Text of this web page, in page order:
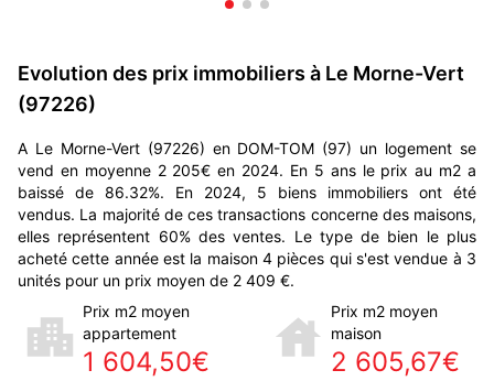
Evolution des prix immobiliers à Le Morne-Vert
(97226)
A Le Morne-Vert (97226) en DOM-TOM (97) un logement se
vend en moyenne 2 205€ en 2024. En 5 ans le prix au m2 a
baissé de 86.32%. En 2024, 5 biens immobiliers ont été
vendus. La majorité de ces transactions concerne des maisons,
elles représentent 60% des ventes. Le type de bien le plus
acheté cette année est la maison 4 pièces qui s'est vendue à 3
unités pour un prix moyen de 2 409 €.
Prix m2 moyen
appartement
1 604,50€
Prix m2 moyen
maison
2 605,67€